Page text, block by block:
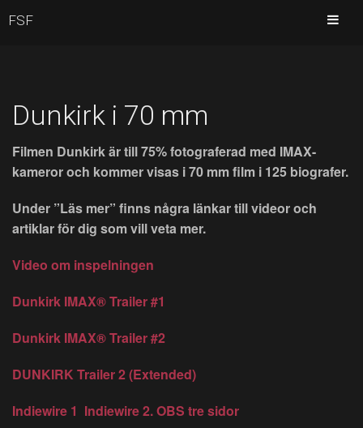
Dunkirk i 70 mm
Filmen Dunkirk är till 75% fotograferad med IMAX-
kameror och kommer visas i 70 mm film i 125 biografer.
Under ”Läs mer” finns några länkar till videor och
artiklar för dig som vill veta mer.
Video om inspelningen
Dunkirk IMAX® Trailer #1
Dunkirk IMAX® Trailer #2
DUNKIRK Trailer 2 (Extended)
Indiewire 1 Indiewire 2. OBS tre sidor
FSF